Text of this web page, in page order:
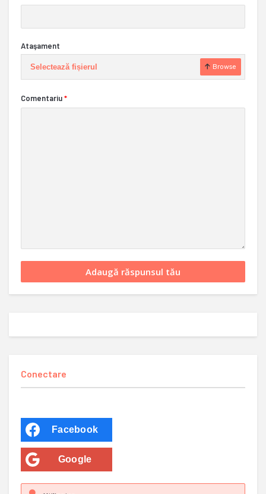
Ataşament
Selectează fișierul Browse
Comentariu*
Conectare
Facebook
Google